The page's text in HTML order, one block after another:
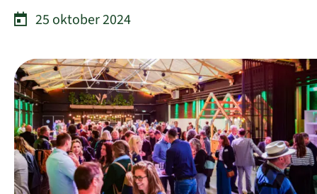
25 oktober 2024